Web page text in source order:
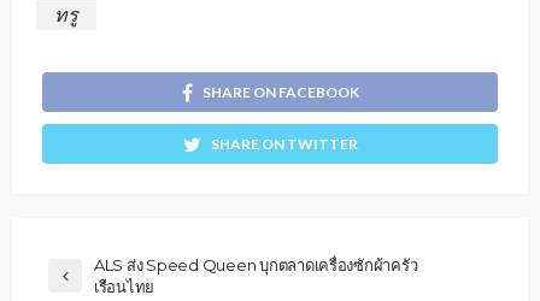
ทรู
SHARE ON FACEBOOK
SHARE ON TWITTER
ALS ส่ง Speed Queen บุกตลาดเครื่องซักผ้าครัว
เรือนไทย